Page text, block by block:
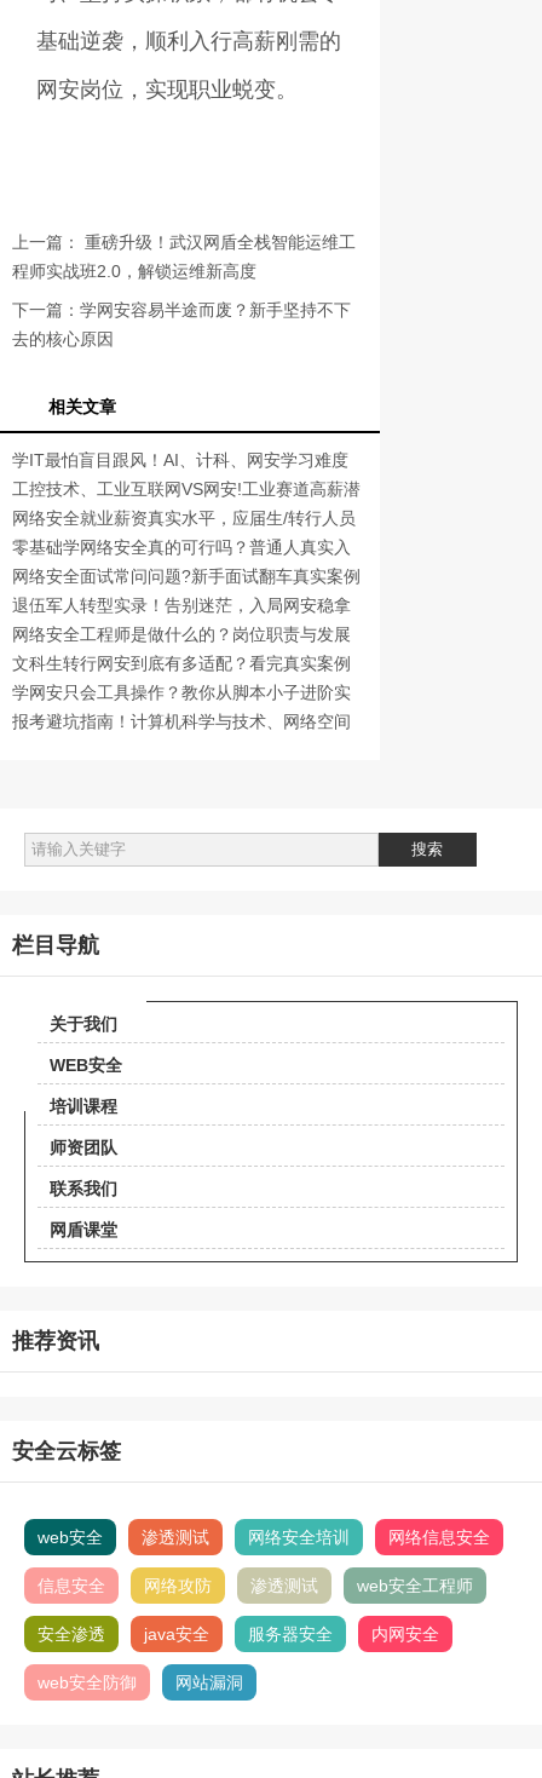
基础逆袭，顺利入行高薪刚需的
网安岗位，实现职业蜕变。
上一篇： 重磅升级！武汉网盾全栈智能运维工
程师实战班2.0，解锁运维新高度
下一篇： 学网安容易半途而废？新手坚持不下
去的核心原因
相关文章
学IT最怕盲目跟风！AI、计科、网安学习难度
真实对比
工控技术、工业互联网VS网安!工业赛道高薪潜
力对比
网络安全就业薪资真实水平，应届生/转行人员
薪资差异
零基础学网络安全真的可行吗？普通人真实入
门蜕变经历
网络安全面试常问问题?新手面试翻车真实案例
退伍军人转型实录！告别迷茫，入局网安稳拿
高薪铁饭碗
网络安全工程师是做什么的？岗位职责与发展
前景详解
文科生转行网安到底有多适配？看完真实案例
你就懂了
学网安只会工具操作？教你从脚本小子进阶实
战工程师
报考避坑指南！计算机科学与技术、网络空间
栏目导航
关于我们
WEB安全
培训课程
师资团队
联系我们
网盾课堂
推荐资讯
安全云标签
web安全 渗透测试 网络安全培训 网络信息安全
信息安全 网络攻防 渗透测试 web安全工程师
安全渗透 java安全 服务器安全 内网安全
web安全防御 网站漏洞